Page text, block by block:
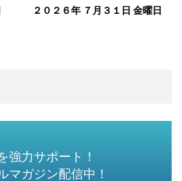
２０２６年 ７月３１日 金曜日
強力サポート！
マガジン配信中！